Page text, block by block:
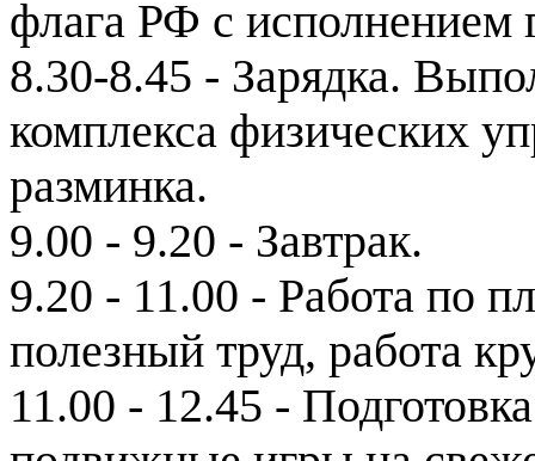
флага РФ с
8.30-8.45 - Зарядка.
комплекса физических
разминка.
9.00 - 9.20 - Завтрак.
9.20 - 11.00 - Работа по
полезный труд, работа
11.00 - 12.45 -